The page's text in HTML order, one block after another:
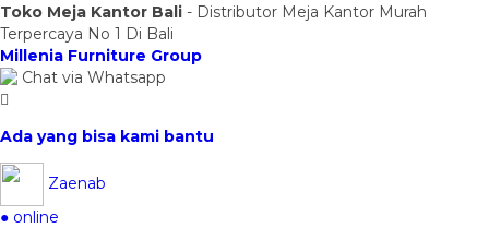
Toko Meja Kantor Bali - Distributor Meja Kantor Murah
Terpercaya No 1 Di Bali
Millenia Furniture Group
Chat via Whatsapp
Ada yang bisa kami bantu
Zaenab
● online